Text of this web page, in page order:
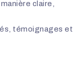
claire,
témoignages et